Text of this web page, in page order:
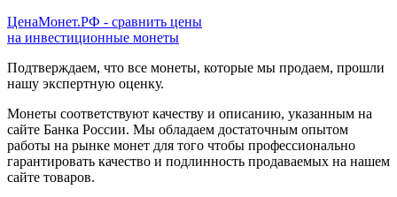
ЦенаМонет.РФ - сравнить цены
на инвестиционные монеты
Подтверждаем, что все монеты, которые мы продаем, прошли
нашу экспертную оценку.
Монеты соответствуют качеству и описанию, указанным на
сайте Банка России. Мы обладаем достаточным опытом
работы на рынке монет для того чтобы профессионально
гарантировать качество и подлинность продаваемых на нашем
сайте товаров.